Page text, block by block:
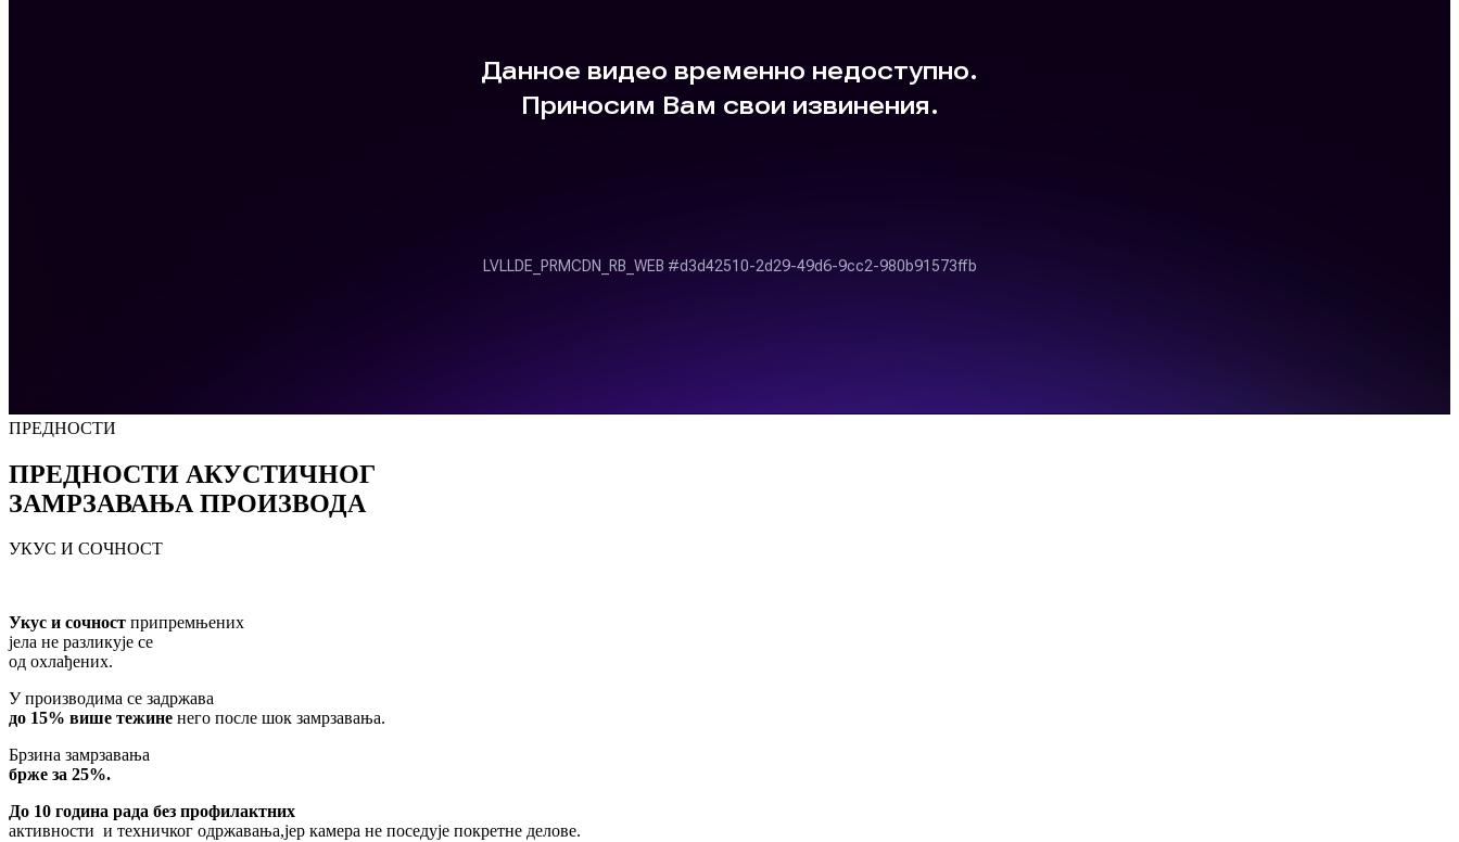
ПРЕДНОСТИ
ПРЕДНОСТИ АКУСТИЧНОГ
ЗАМРЗАВАЊА ПРОИЗВОДА
УКУС И СОЧНОСТ
Укус и сочност припремњених
јела не разликује се
од охлађених.
У производима се задржава
до 15% више тежине него после шок замрзавања.
Брзина замрзавања
брже за 25%.
До 10 година рада без профилактних
активности и техничког одржавања,јер камера не поседује покретне делове.